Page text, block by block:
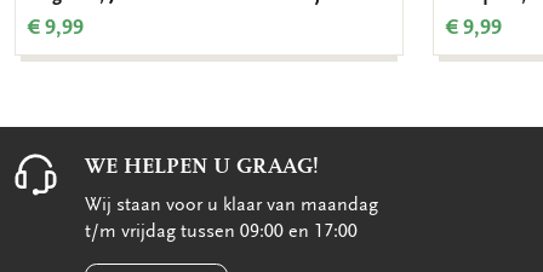
€ 9,99 € 9,99
WE HELPEN U GRAAG!
Wij staan voor u klaar van maandag
t/m vrijdag tussen 09:00 en 17:00